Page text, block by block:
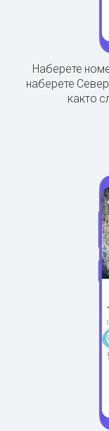
Наберете
наберете
както